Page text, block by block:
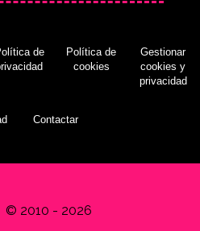
de
Política de
cookies
Gestionar
cookies y
privacidad
Contactar
© 2010 - 2026